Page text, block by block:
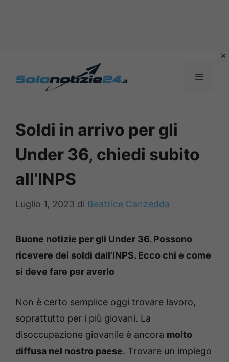
MENU
Soldi in arrivo per gli
Under 36, chiedi subito
all’INPS
Luglio 1, 2023 di Beatrice Canzedda
Buone notizie per gli Under 36. Possono
ricevere dei soldi dall’INPS. Ecco chi e come
si deve fare per averlo
Non è certo semplice oggi trovare lavoro,
soprattutto per i più giovani. La
disoccupazione giovanile è ancora molto
diffusa nel nostro paese. Trovare un impiego